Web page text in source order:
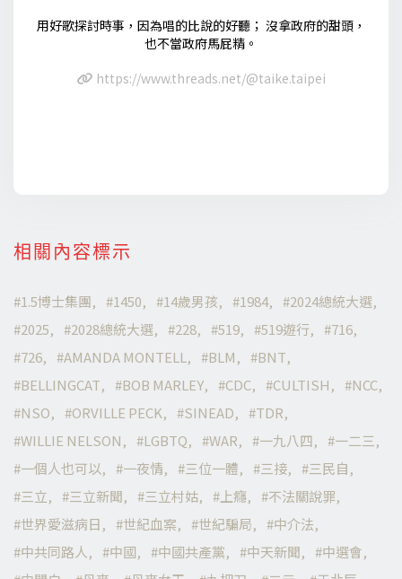
用好歌探討時事，因為唱的比說的好聽； 沒拿政府的甜頭，
也不當政府馬屁精。
https://www.threads.net/@taike.taipei
相關內容標示
1.5博士集團 1450 14歲男孩 1984
2024總統大選
2025
2028總統大選 228 519 519遊行
716
726
AMANDA MONTELL BLM
BNT
BELLINGCAT
BOB MARLEY CDC CULTISH
NCC
NSO
ORVILLE PECK SINEAD
TDR
WILLIE NELSON
LGBTQ WAR 一九八四
一二三
一個人也可以
一夜情 三位一體 三接
三民自
三立
三立新聞 三立村姑 上癮
不法關說罪
世界愛滋病日
世紀血案 世紀騙局
中介法
中共同路人
中國 中國共產黨 中天新聞
中選會